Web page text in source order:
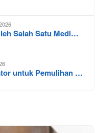
Salah Satu Medi…
untuk Pemulihan …